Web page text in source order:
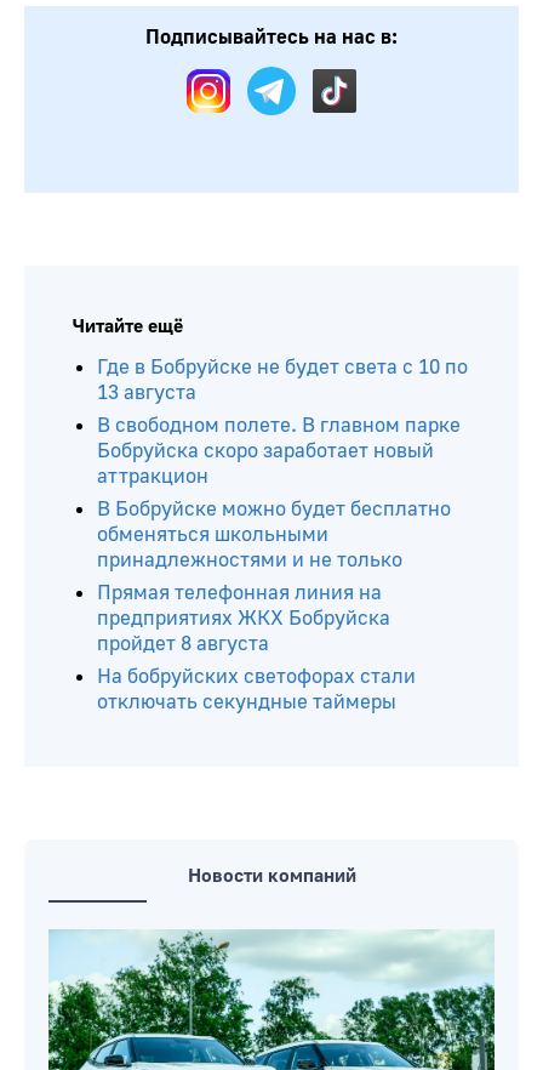
Подписывайтесь на нас в:
Читайте ещё
Где в Бобруйске не будет света с 10 по
13 августа
В свободном полете. В главном парке
Бобруйска скоро заработает новый
аттракцион
В Бобруйске можно будет бесплатно
обменяться школьными
отключать секундные таймеры
Новости компаний